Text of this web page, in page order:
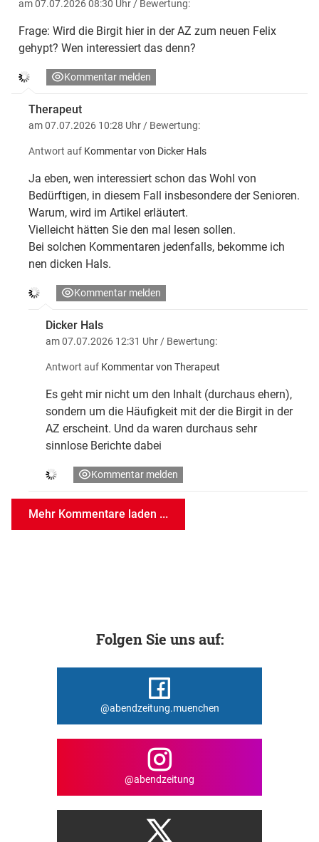
am 07.07.2026 08:30 Uhr / Bewertung:
Frage: Wird die Birgit hier in der AZ zum neuen Felix
gehypt? Wen interessiert das denn?
Kommentar melden
Therapeut
am 07.07.2026 10:28 Uhr / Bewertung:
Antwort auf Kommentar von Dicker Hals
Ja eben, wen interessiert schon das Wohl von
Bedürftigen, in diesem Fall insbesondere der Senioren.
Warum, wird im Artikel erläutert.
Vielleicht hätten Sie den mal lesen sollen.
Bei solchen Kommentaren jedenfalls, bekomme ich
nen dicken Hals.
Kommentar melden
Dicker Hals
am 07.07.2026 12:31 Uhr / Bewertung:
Antwort auf Kommentar von Therapeut
Es geht mir nicht um den Inhalt (durchaus ehern),
sondern um die Häufigkeit mit der die Birgit in der
AZ erscheint. Und da waren durchaus sehr
sinnlose Berichte dabei
Kommentar melden
Mehr Kommentare laden ...
Folgen Sie uns auf:
@abendzeitung.muenchen
@abendzeitung